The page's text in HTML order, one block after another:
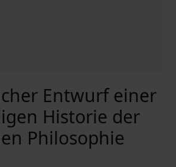
Entwurf einer
Historie der
Philosophie